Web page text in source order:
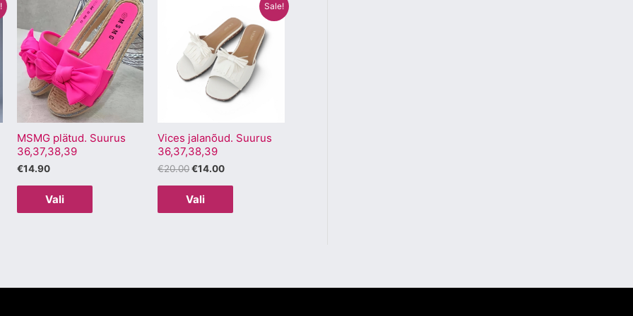
MSMG plätud. Suurus
36,37,38,39
€14.90
Vali
Sellel
tootel
on
mitu
varianti.
Valikuid
saab
teha
Sale!
Vices jalanõud. Suurus
36,37,38,39
€20.00
€20.00.
€14.00
on:
€14.00.
Vali
Sellel
tootel
on
mitu
varianti.
Valikuid
teha